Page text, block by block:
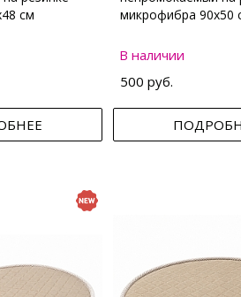
см
микрофибра 90х50
В наличии
500 руб.